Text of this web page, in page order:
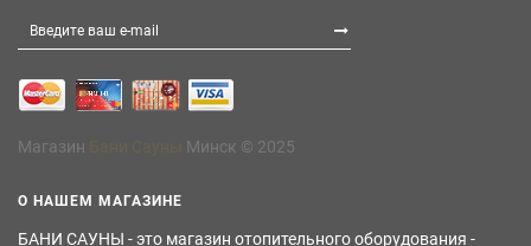
Магазин Минск © 2025
О НАШЕМ МАГАЗИНЕ
БАНИ САУНЫ - это магазин отопительного оборудования -